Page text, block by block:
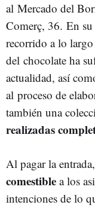
al Mercado del
Comerç, 36. En
recorrido a lo
del chocolate ha
actualidad, así
al proceso de
también una
realizadas
Al pagar la
comestible a los
intenciones de lo